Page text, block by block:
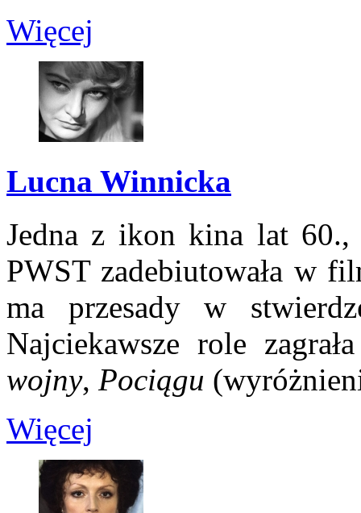
Więcej
Lucna Winnicka
Jedna z ikon kina lat 60.,
PWST zadebiutowała w
ma przesady w
Najciekawsze role
wojny, Pociągu
Więcej